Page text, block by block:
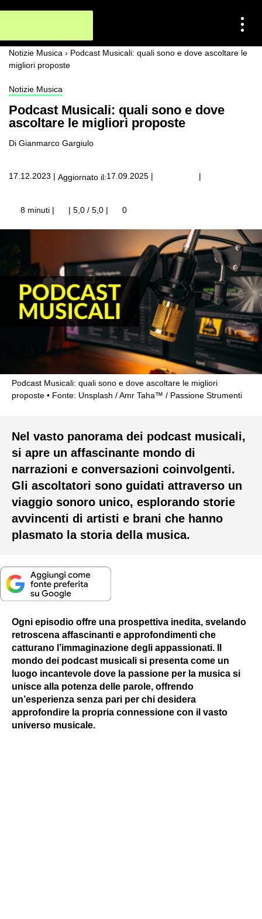
Notizie Musica › Podcast Musicali: quali sono e dove ascoltare le
migliori proposte
Notizie Musica
Podcast Musicali: quali sono e dove
ascoltare le migliori proposte
Di Gianmarco Gargiulo
17.12.2023 | Aggiornato il:17.09.2025 | |
8 minuti | | 5,0 / 5,0 | 0
Podcast Musicali: quali sono e dove ascoltare le migliori
proposte
Fonte: Unsplash / Amr Taha™ / Passione Strumenti
Nel vasto panorama dei podcast musicali,
si apre un affascinante mondo di
narrazioni e conversazioni coinvolgenti.
Gli ascoltatori sono guidati attraverso un
viaggio sonoro unico, esplorando storie
avvincenti di artisti e brani che hanno
plasmato la storia della musica.
Ogni episodio offre una prospettiva inedita, svelando
retroscena affascinanti e approfondimenti che
catturano l’immaginazione degli appassionati. Il
mondo dei podcast musicali si presenta come un
luogo incantevole dove la passione per la musica si
unisce alla potenza delle parole, offrendo
un’esperienza senza pari per chi desidera
approfondire la propria connessione con il vasto
universo musicale.